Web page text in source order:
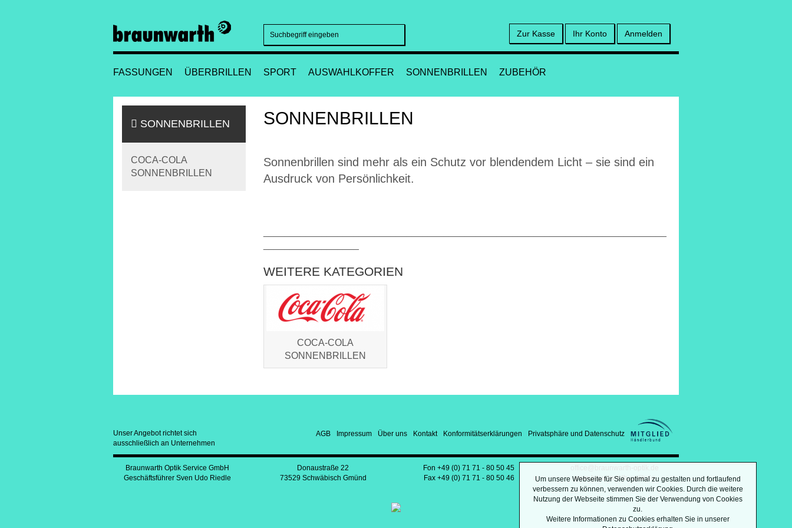
Zur Kasse Ihr Konto Anmelden
FASSUNGEN ÜBERBRILLEN SPORT AUSWAHLKOFFER SONNENBRILLEN ZUBEHÖR
SONNENBRILLEN
Sonnenbrillen sind mehr als ein Schutz vor blendendem Licht – sie sind ein
Ausdruck von Persönlichkeit.
WEITERE KATEGORIEN
COCA-COLA
SONNENBRILLEN
SONNENBRILLEN
COCA-COLA
SONNENBRILLEN
Unser Angebot richtet sich
ausschließlich an Unternehmen
Privatsphäre und Datenschutz
Konformitätserklärungen
Kontakt
Über uns
Impressum
AGB
Braunwarth Optik Service GmbH
Geschäftsführer Sven Udo Riedle
Donaustraße 22
73529 Schwäbisch Gmünd
Fon +49 (0) 71 71 - 80 50 45
Fax +49 (0) 71 71 - 80 50 46
www.braunwarth-optik.de
Um unsere Webseite für Sie optimal zu gestalten und fortlaufend
verbessern zu können, verwenden wir Cookies. Durch die weitere
Nutzung der Webseite stimmen Sie der Verwendung von Cookies
zu.
Weitere Informationen zu Cookies erhalten Sie in unserer